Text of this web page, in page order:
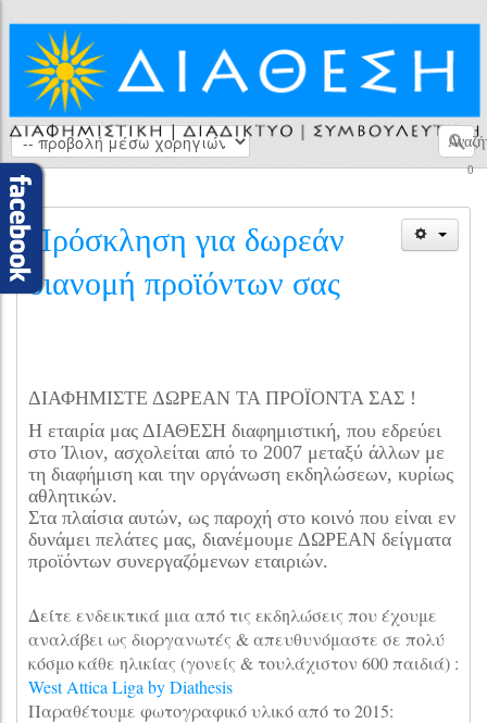
0
Πρόσκληση για δωρεάν
διανομή προϊόντων σας
ΔΙΑΦΗΜΙΣΤΕ ΔΩΡΕΑΝ ΤΑ ΠΡΟΪΟΝΤΑ ΣΑΣ !
Η εταιρία μας ΔΙΑΘΕΣΗ διαφημιστική, που εδρεύει
στο Ίλιον, ασχολείται από το 2007 μεταξύ άλλων με
τη διαφήμιση και την οργάνωση εκδηλώσεων, κυρίως
αθλητικών.
Στα πλαίσια αυτών, ως παροχή στο κοινό που είναι εν
δυνάμει πελάτες μας, διανέμουμε ΔΩΡΕΑΝ δείγματα
προϊόντων συνεργαζόμενων εταιριών.
Δείτε ενδεικτικά μια από τις εκδηλώσεις που έχουμε
αναλάβει ως διοργανωτές & απευθυνόμαστε σε πολύ
κόσμο κάθε ηλικίας (γονείς & τουλάχιστον 600 παιδιά) :
West Attica Liga by Diathesis
Παραθέτουμε φωτογραφικό υλικό από το 2015: